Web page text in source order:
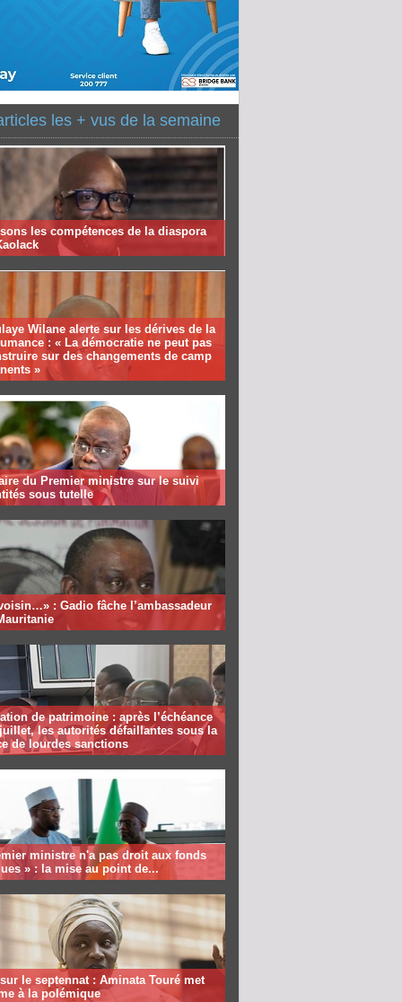
les + vus de la semaine
les compétences de la diaspora
Wilane alerte sur les dérives de la
: « La démocratie ne peut pas
sur des changements de camp
»
du Premier ministre sur le suivi
sous tutelle
: Gadio fâche l’ambassadeur
de patrimoine : après l’échéance
les autorités défaillantes sous la
de lourdes sanctions
ministre n'a pas droit aux fonds
» : la mise au point de...
le septennat : Aminata Touré met
à la polémique